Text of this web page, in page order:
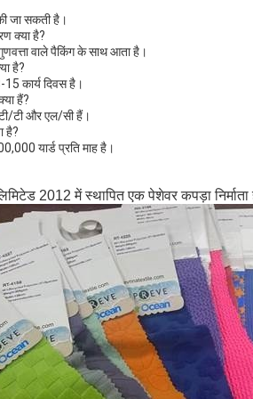
जा सकती है।
क्या है?
वाले पैकिंग के साथ आता है।
है?
15 कार्य दिवस है।
हैं?
टी और एल/सी हैं।
है?
यार्ड प्रति माह है।
2012 में स्थापित एक पेशेवर कपड़ा